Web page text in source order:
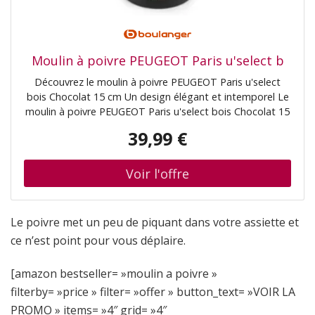
Moulin à poivre PEUGEOT Paris u'select b
Découvrez le moulin à poivre PEUGEOT Paris u'select
bois Chocolat 15 cm Un design élégant et intemporel Le
moulin à poivre PEUGEOT Paris u'select bois Chocolat 15
finition en bois chocolat apporte une touche de chaleur
pour séduire les amateurs de cuisine exigeants, ce
moulin est un véritable bijou de design qui s'intègre
parfaitement dans tout type de décoration, qu'elle soit
moderne ou classique. Technologie u'select pour une
mouture parfaite Le système breveté u'select de
PEUGEOT vous offre une précision inégalée dans le
vous pouvez choisir la finesse ou la grosseur de votre
poivre selon vos préférences culinaires. Que vous
souhaitiez une mouture fine pour assaisonner
39,99 €
Le poivre met un peu de piquant dans votre assiette et
ce n’est point pour vous déplaire.
[amazon bestseller= »moulin a poivre »
filterby= »price » filter= »offer » button_text= »VOIR LA
PROMO » items= »4″ grid= »4″